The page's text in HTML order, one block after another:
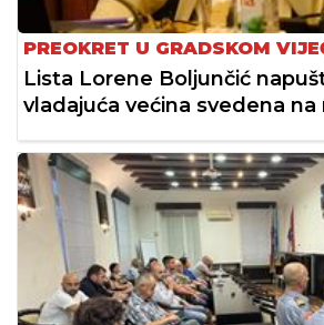
PREOKRET U GRADSKOM
Lista Lorene Boljunčić
vladajuća većina svedena